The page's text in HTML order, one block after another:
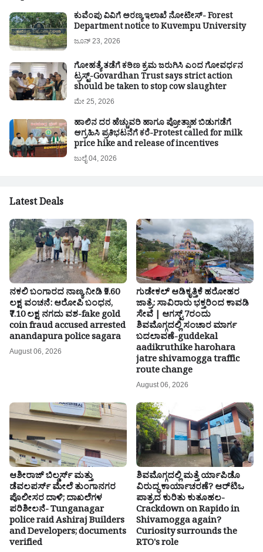
ಕುವೆಂಪು ವಿವಿಗೆ ಅರಣ್ಯ ಇಲಾಖೆ ನೋಟೀಸ್- Forest
Department notice to Kuvempu University
ಜೂನ್ 23, 2026
ಗೋಹತ್ಯೆ ತಡೆಗೆ ಕಠಿಣ ಕ್ರಮ ಜರುಗಿಸಿ ಎಂದ ಗೋವರ್ಧನ
ಟ್ರಸ್ಟ್-Govardhan Trust says strict action
should be taken to stop cow slaughter
ಮೇ 25, 2026
ಹಾಲಿನ ದರ ಹೆಚ್ಚುವರಿ ಹಾಗೂ ಪ್ರೋತ್ಸಾಹ ಬಿಡುಗಡೆಗೆ
ಆಗ್ರಹಿಸಿ ಪ್ರತಿಭಟನೆಗೆ ಕರೆ-Protest called for milk
price hike and release of incentives
ಜುಲೈ 04, 2026
Latest Deals
ನಕಲಿ ಬಂಗಾರದ ನಾಣ್ಯ ನೀಡಿ ₹9.60
ಲಕ್ಷ ವಂಚನೆ: ಆರೋಪಿ ಬಂಧನ,
₹7.10 ಲಕ್ಷ ನಗದು ವಶ-fake gold
coin fraud accused arrested
anandapura police sagara
August 06, 2026
ಗುಡೇಕಲ್ ಆಡಿಕೃತ್ತಿಕೆ ಹರೋಹರ
ಜಾತ್ರೆ: ಸಾವಿರಾರು ಭಕ್ತರಿಂದ ಕಾವಡಿ
ಸೇವೆ | ಆಗಸ್ಟ್ 7ರಂದು
ಶಿವಮೊಗ್ಗದಲ್ಲಿ ಸಂಚಾರ ಮಾರ್ಗ
ಬದಲಾವಣೆ-guddekal
aadikruthike harohara
jatre shivamogga traffic
route change
August 06, 2026
ಆಶೀರಾಜ್ ಬಿಲ್ಡರ್ಸ್ ಮತ್ತು
ಡೆವಲಪರ್ಸ್ ಮೇಲೆ ತುಂಗಾನಗರ
ಪೊಲೀಸರ ದಾಳಿ; ದಾಖಲೆಗಳ
ಪರಿಶೀಲನೆ- Tunganagar
police raid Ashiraj Builders
and Developers; documents
verified
ಶಿವಮೊಗ್ಗದಲ್ಲಿ ಮತ್ತೆ ರ್ಯಾಪಿಡೊ
ವಿರುದ್ಧ ಕಾರ್ಯಾಚರಣೆ? ಆರ್‌ಟಿಒ
ಪಾತ್ರದ ಕುರಿತು ಕುತೂಹಲ-
Crackdown on Rapido in
Shivamogga again?
Curiosity surrounds the
RTO's role